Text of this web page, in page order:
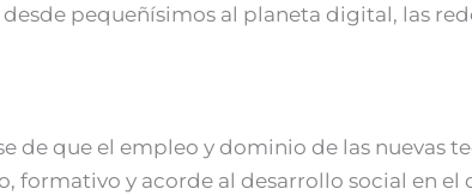
pequeñísimos al planeta digital, las
de que el empleo y dominio de las nuevas
formativo y acorde al desarrollo social en